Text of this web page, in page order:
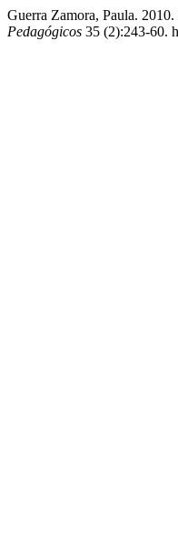
Guerra Zamora, Paula.
Pedagógicos 35 (2):243-60.